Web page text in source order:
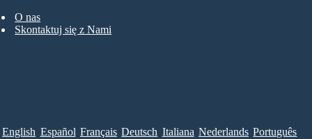
O nas
Skontaktuj się z Nami
English Español Français Deutsch Italiana Nederlands Português